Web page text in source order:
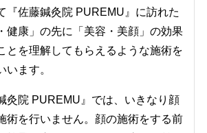
『佐藤鍼灸院 PUREMU』に訪れた
健康」の先に「美容・美顔」の効果
とを理解してもらえるような施術を
います。
灸院 PUREMU』では、いきなり顔
術を行いません。顔の施術をする前